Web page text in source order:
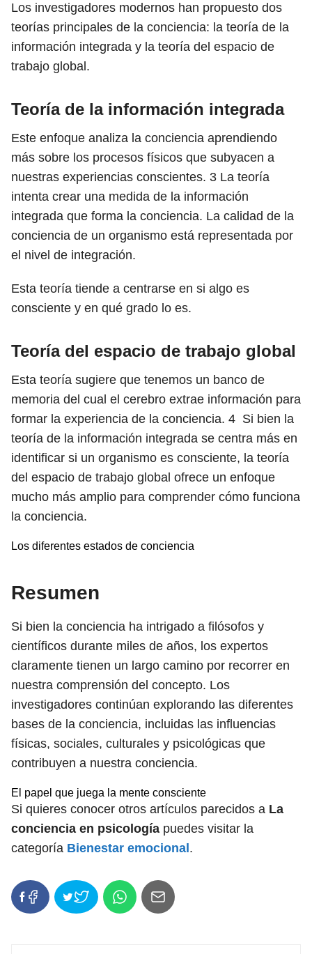
Los investigadores modernos han propuesto dos
teorías principales de la conciencia: la teoría de la
información integrada y la teoría del espacio de
trabajo global.
Teoría de la información integrada
Este enfoque analiza la conciencia aprendiendo
más sobre los procesos físicos que subyacen a
nuestras experiencias conscientes. 3 La teoría
intenta crear una medida de la información
integrada que forma la conciencia. La calidad de la
conciencia de un organismo está representada por
el nivel de integración.
Esta teoría tiende a centrarse en si algo es
consciente y en qué grado lo es.
Teoría del espacio de trabajo global
Esta teoría sugiere que tenemos un banco de
memoria del cual el cerebro extrae información para
formar la experiencia de la conciencia. 4 Si bien la
teoría de la información integrada se centra más en
identificar si un organismo es consciente, la teoría
del espacio de trabajo global ofrece un enfoque
mucho más amplio para comprender cómo funciona
la conciencia.
Los diferentes estados de conciencia
Resumen
Si bien la conciencia ha intrigado a filósofos y
científicos durante miles de años, los expertos
claramente tienen un largo camino por recorrer en
nuestra comprensión del concepto. Los
investigadores continúan explorando las diferentes
bases de la conciencia, incluidas las influencias
físicas, sociales, culturales y psicológicas que
contribuyen a nuestra conciencia.
El papel que juega la mente consciente
Si quieres conocer otros artículos parecidos a La
conciencia en psicología puedes visitar la
categoría Bienestar emocional .